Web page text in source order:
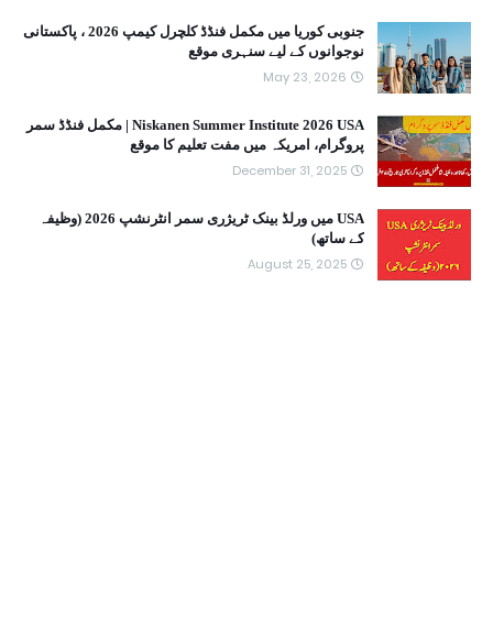
جنوبی کوریا میں مکمل فنڈڈ کلچرل کیمپ 2026 ، پاکستانی
نوجوانوں کے لیے سنہری موقع
May 23, 2026
Niskanen Summer Institute 2026 USA | مکمل فنڈڈ سمر
پروگرام، امریکہ میں مفت تعلیم کا موقع
December 31, 2025
USA میں ورلڈ بینک ٹریژری سمر انٹرنشپ 2026 (وظیفہ
کے ساتھ)
August 25, 2025